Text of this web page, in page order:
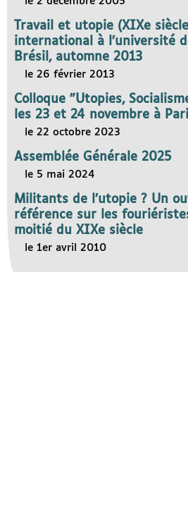
Travail et utopie (XIXe
international à l’université
Brésil, automne 2013
le 26 février 2013
Colloque "Utopies,
les 23 et 24 novembre à
le 22 octobre 2023
Assemblée Générale 2025
le 5 mai 2024
Militants de l’utopie ? Un
référence sur les
moitié du XIXe siècle
le 1er avril 2010